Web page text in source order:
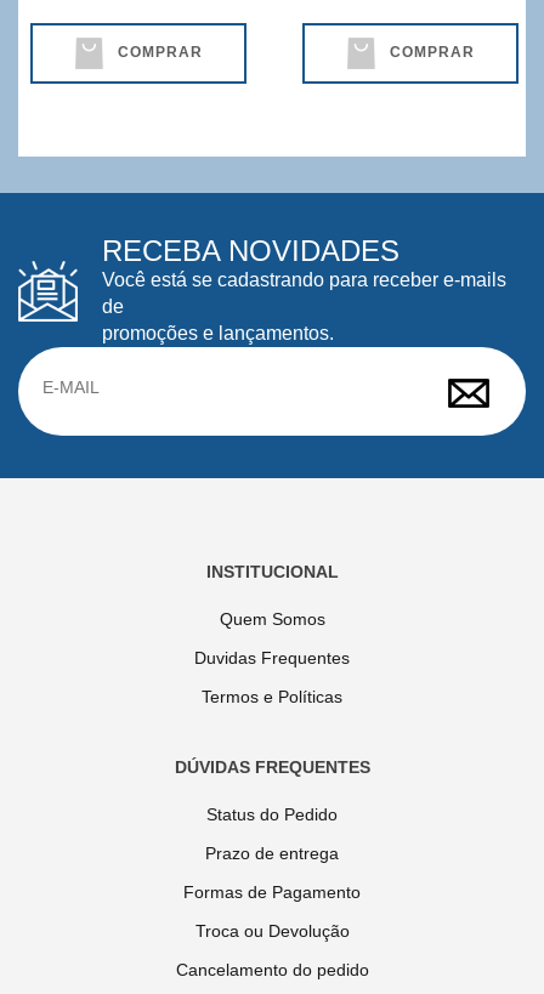
COMPRAR COMPRAR
RECEBA NOVIDADES
Você está se cadastrando para receber e-mails
de
promoções e lançamentos.
INSTITUCIONAL
Quem Somos
Duvidas Frequentes
Termos e Políticas
DÚVIDAS FREQUENTES
Status do Pedido
Prazo de entrega
Formas de Pagamento
Troca ou Devolução
Cancelamento do pedido